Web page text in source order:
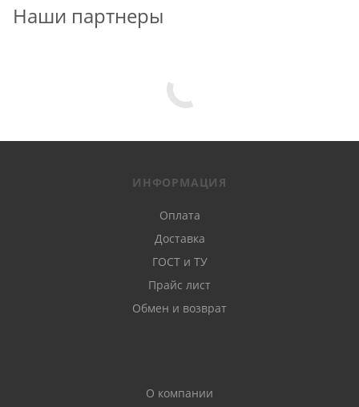
металлического штакетника отличаются четкостью
линий, смотрятся стильно и презентабельно. В
держать низкие цены в в Раменском.
Преимущества
штакетника
Мы предлагаем Вам купить евроштакетник в в
Раменском отличного качества! Металлический
устойчив к образованию коррозии;
надолго сохраняет свои эстетические свойства;
Наши партнеры
ИНФОРМАЦИЯ
Оплата
Доставка
ГОСТ и ТУ
Прайс лист
Обмен и возврат
О компании